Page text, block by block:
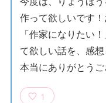
作って欲しいです！
「作家になりたい
て欲しい話を、感想
本当にありがとうご
1